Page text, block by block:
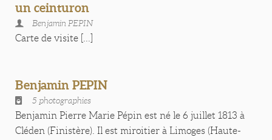
un ceinturon
Benjamin PEPIN
Carte de visite [...]
Benjamin PEPIN
5 photographies
Benjamin Pierre Marie Pépin est né le 6 juillet 1813 à
Cléden (Finistère). Il est miroitier à Limoges (Haute-